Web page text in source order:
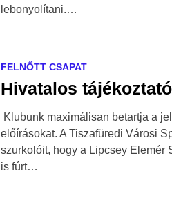
lebonyolítani.…
FELNŐTT CSAPAT
Hivatalos tájékoztató
Klubunk maximálisan betartja a
előírásokat. A Tiszafüredi Városi
szurkolóit, hogy a Lipcsey Elemér
is fúrt…